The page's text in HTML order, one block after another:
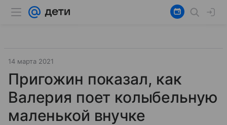
14 марта 2021
Пригожин показал, как
Валерия поет колыбельную
маленькой внучке